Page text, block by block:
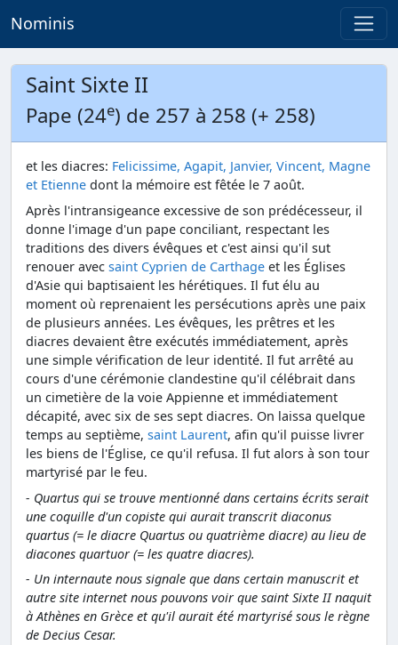
Nominis
Saint Sixte II
Pape (24e) de 257 à 258 (+ 258)
et les diacres: Felicissime, Agapit, Janvier, Vincent, Magne
et Etienne dont la mémoire est fêtée le 7 août.
Après l'intransigeance excessive de son prédécesseur, il
donne l'image d'un pape conciliant, respectant les
traditions des divers évêques et c'est ainsi qu'il sut
renouer avec saint Cyprien de Carthage et les Églises
d'Asie qui baptisaient les hérétiques. Il fut élu au
moment où reprenaient les persécutions après une paix
de plusieurs années. Les évêques, les prêtres et les
diacres devaient être exécutés immédiatement, après
une simple vérification de leur identité. Il fut arrêté au
cours d'une cérémonie clandestine qu'il célébrait dans
un cimetière de la voie Appienne et immédiatement
décapité, avec six de ses sept diacres. On laissa quelque
temps au septième, saint Laurent, afin qu'il puisse livrer
les biens de l'Église, ce qu'il refusa. Il fut alors à son tour
martyrisé par le feu.
- Quartus qui se trouve mentionné dans certains écrits serait
une coquille d'un copiste qui aurait transcrit diaconus
quartus (= le diacre Quartus ou quatrième diacre) au lieu de
diacones quartuor (= les quatre diacres).
- Un internaute nous signale que dans certain manuscrit et
autre site internet nous pouvons voir que saint Sixte II naquit
à Athènes en Grèce et qu'il aurait été martyrisé sous le règne
de Decius Cesar.